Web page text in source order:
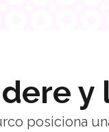
posiciona